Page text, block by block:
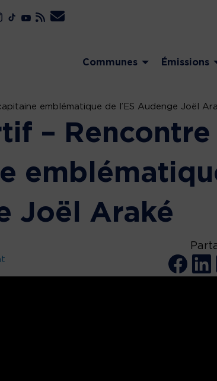
Communes Émissions
emblématique de l’ES Audenge Joël
– Rencontre
Joël Araké